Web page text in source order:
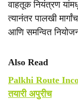
वाहतूक नियंत्रण
त्यानंतर पालखी
आणि समन्वित
Also Read
Palkhi Route
तयारी अपुरीच